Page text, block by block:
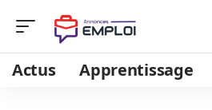
Actus Apprentissage